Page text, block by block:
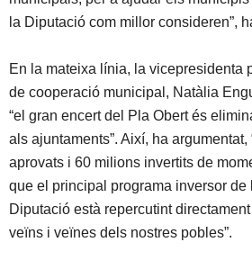
la Diputació com millor consideren”,
En la mateixa línia, la vicepresidenta
de cooperació municipal, Natàlia
“el gran encert del Pla Obert és
als ajuntaments”. Així, ha
aprovats i 60 milions invertits de
que el principal programa inversor de
Diputació està repercutint
veïns i veïnes dels nostres pobles”.